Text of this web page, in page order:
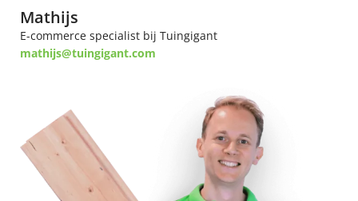
Mathijs
E-commerce specialist bij Tuingigant
mathijs@tuingigant.com